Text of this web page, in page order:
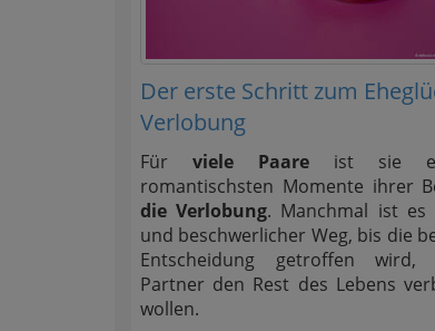
Der erste Schritt zum
Verlobung
Für viele Paare ist sie
romantischsten Momente ihrer
die Verlobung. Manchmal ist es
und beschwerlicher Weg, bis die
Entscheidung getroffen
Partner den Rest des Lebens
wollen.